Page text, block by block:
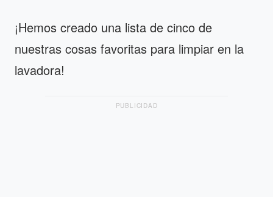
¡Hemos creado una lista de cinco de
nuestras cosas favoritas para limpiar en la
lavadora!
PUBLICIDAD